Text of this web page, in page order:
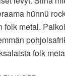
hünnü
folk metal.
folk